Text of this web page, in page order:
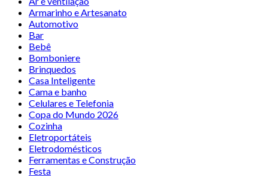
Armarinho e Artesanato
Automotivo
Bar
Bebê
Bomboniere
Brinquedos
Casa Inteligente
Cama e banho
Celulares e Telefonia
Copa do Mundo 2026
Cozinha
Eletroportáteis
Eletrodomésticos
Ferramentas e Construção
Festa